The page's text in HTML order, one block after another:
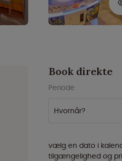
Book direkte
Periode
Hvornår?
vælg en dato i
tilgængelighed og